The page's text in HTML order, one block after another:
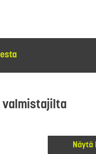
valmistajilta